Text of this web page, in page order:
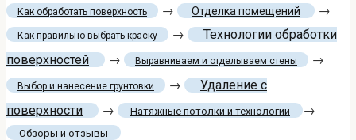
Как обработать поверхность → Отделка помещений →
Как правильно выбрать краску →
Технологии обработки
поверхностей
→ Выравниваем и отделываем стены →
Выбор и нанесение грунтовки →
Удаление с
поверхности
→ Натяжные потолки и технологии →
Обзоры и отзывы